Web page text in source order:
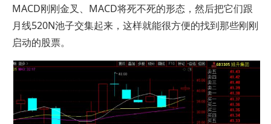
MACD刚刚金叉、MACD将死不死的形态，然后把它们跟
月线520N池子交集起来，这样就能很方便的找到那些刚刚
启动的股票。